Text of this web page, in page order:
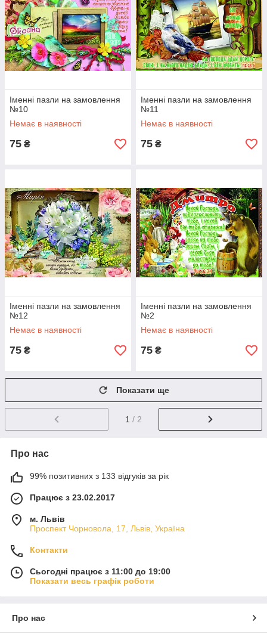
Іменні пазли на замовлення
№10
Немає в наявності
75 ₴
Іменні пазли на замовлення
№11
Немає в наявності
75 ₴
Іменні пазли на замовлення
№12
Немає в наявності
75 ₴
Іменні пазли на замовлення
№2
Немає в наявності
75 ₴
Показати ще
1 / 2
Про нас
99% позитивних з 133 відгуків за рік
Працює з 23.02.2017
м. Львів
Проспект Чорновола, 17, Львів, Україна
Контакти
Сьогодні працює з 11:00 до 19:00
Показати весь графік роботи
Про нас